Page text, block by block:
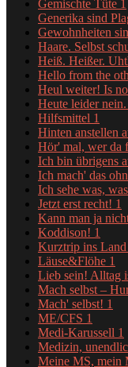
Gemischte Tüte 1
Generika sind
Gewohnheiten
Haare. Selbst
Heiß. Heißer.
Hello from the
Heul weiter! Is
Heute leider
Hilfsmittel 1
Hinten anstellen
Hör' mal, wer da
Ich bin übrigens
Ich mach' das
Ich sehe was,
Jetzt erst recht! 1
Kann man ja
Koddison! 1
Kurztrip ins Land
Läuse&Flöhe 1
Lieb sein! Alltag
Mach selbst –
Mach' selbst! 1
ME/CFS 1
Medi-Karussell 1
Medizin,
Meine MS, mein